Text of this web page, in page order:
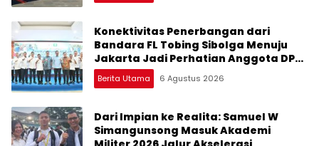
Konektivitas Penerbangan dari
Bandara FL Tobing Sibolga Menuju
Jakarta Jadi Perhatian Anggota DPR
RI Muhammad Lokot Nasution
Berita Utama 6 Agustus 2026
Dari Impian ke Realita: Samuel W
Simangunsong Masuk Akademi